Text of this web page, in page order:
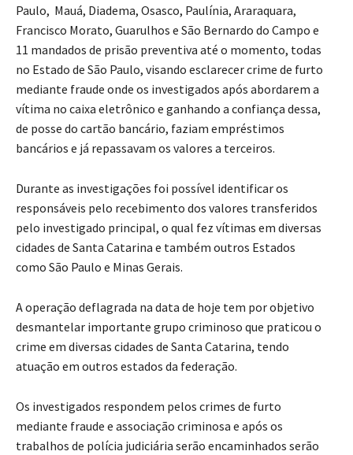
Paulo, Mauá, Diadema, Osasco, Paulínia, Araraquara,
Francisco Morato, Guarulhos e São Bernardo do Campo e
11 mandados de prisão preventiva até o momento, todas
no Estado de São Paulo, visando esclarecer crime de furto
mediante fraude onde os investigados após abordarem a
vítima no caixa eletrônico e ganhando a confiança dessa,
de posse do cartão bancário, faziam empréstimos
bancários e já repassavam os valores a terceiros.
Durante as investigações foi possível identificar os
responsáveis pelo recebimento dos valores transferidos
pelo investigado principal, o qual fez vítimas em diversas
cidades de Santa Catarina e também outros Estados
como São Paulo e Minas Gerais.
A operação deflagrada na data de hoje tem por objetivo
desmantelar importante grupo criminoso que praticou o
crime em diversas cidades de Santa Catarina, tendo
atuação em outros estados da federação.
Os investigados respondem pelos crimes de furto
mediante fraude e associação criminosa e após os
trabalhos de polícia judiciária serão encaminhados serão